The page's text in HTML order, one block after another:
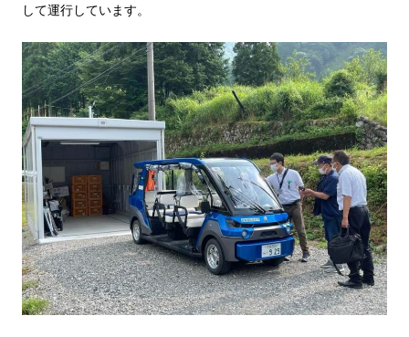
して運行しています。